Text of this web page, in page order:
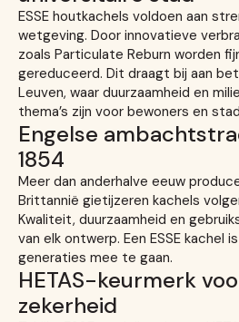
ESSE houtkachels voldoen aan
wetgeving. Door innovatieve
zoals Particulate Reburn worden
gereduceerd. Dit draagt bij aan
Leuven, waar duurzaamheid en
thema’s zijn voor bewoners en
Engelse
1854
Meer dan anderhalve eeuw
Brittannië gietijzeren kachels
Kwaliteit, duurzaamheid en
van elk ontwerp. Een ESSE kachel
generaties mee te gaan.
HETAS-keurmerk
zekerheid